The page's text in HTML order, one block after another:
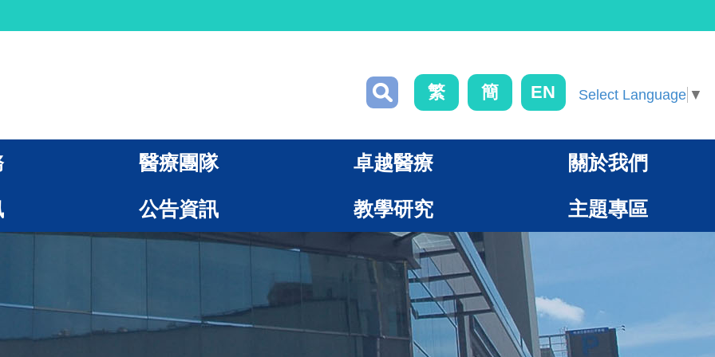
繁 簡 EN Select Language ▼
醫療團隊 卓越醫療 關於我們
公告資訊 教學研究 主題專區